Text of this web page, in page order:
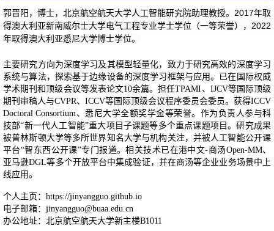
郭晋阳，博士，北京航空航天大学人工智能研究院助理教授。2017年取
得澳大利亚新南威尔士大学电气工程专业学士学位（一等荣誉），2022
年取得澳大利亚悉尼大学博士学位。
主要研究方向为深度学习及其模型轻量化，致力于研究高效的深度学习
系统与算法，探索基于边缘设备的深度学习框架与应用。已在国际权威
学术期刊和顶级会议等发表论文10余篇。担任TPAMI、IJCV等国际顶级
期刊审稿人与CVPR、ICCV等国际顶级会议程序委员会委员。获得ICCV
Doctoral Consortium、悉尼大学全额奖学金等荣誉。作为负责人参与科
技部“新一代人工智能”重大项目子课题等多个重点课题项目。研究成果
被普林斯顿大学等多所世界知名大学与机构关注，并被人工智能公开课
平台“智东西公开课”专门报道。相关技术已在港中文-商汤Open-MM、
亚马逊DGL等多个开放平台中集成验证，并在商汤等企业业务场景中上
线应用。
个人主页： https://jinyangguo.github.io
电子邮箱：jinyangguo@buaa.edu.cn
办公地址：北京航空航天大学新主楼B1011